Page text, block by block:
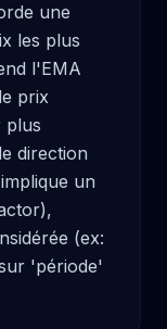
une
les plus
l'EMA
prix
plus
direction
un
(ex:
'période'